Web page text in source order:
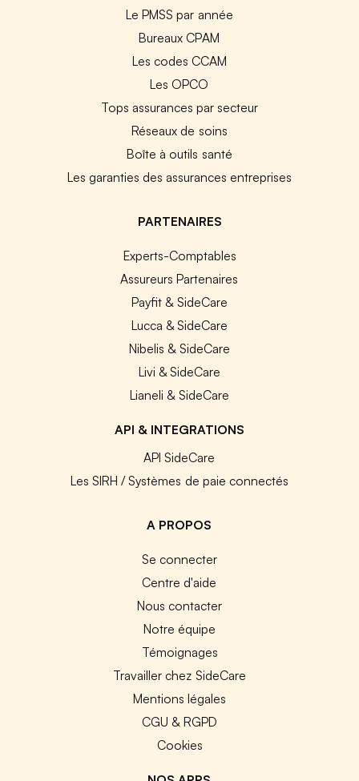
Le PMSS par année
Bureaux CPAM
Les codes CCAM
Les OPCO
Tops assurances par secteur
Réseaux de soins
Boîte à outils santé
Les garanties des assurances entreprises
PARTENAIRES
Experts-Comptables
Assureurs Partenaires
Payfit & SideCare
Lucca & SideCare
Nibelis & SideCare
Livi & SideCare
Lianeli & SideCare
API & INTEGRATIONS
API SideCare
Les SIRH / Systèmes de paie connectés
A PROPOS
Se connecter
Centre d'aide
Nous contacter
Notre équipe
Témoignages
Travailler chez SideCare
Mentions légales
CGU & RGPD
Cookies